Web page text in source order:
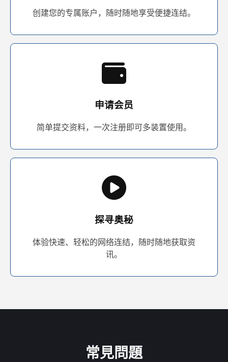
创建您的专属账户，随时随地享受便捷连结。
申请会员
简单提交资料，一次注册即可多装置使用。
探寻奥秘
体验快速、轻松的网络连结，随时随地获取资
讯。
常見問題